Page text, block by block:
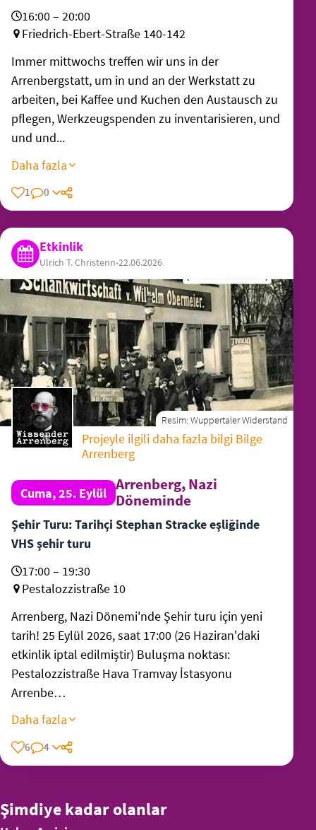
16:00 – 20:00
Friedrich-Ebert-Straße 140-142
Immer mittwochs treffen wir uns in der
Arrenbergstatt, um in und an der Werkstatt zu
arbeiten, bei Kaffee und Kuchen den Austausch zu
pflegen, Werkzeugspenden zu inventarisieren, und
und und...
Daha fazla
1 0
Etkinlik
Ulrich T. Christenn•22.06.2026
Resim: Wuppertaler Widerstand
Projeyle ilgili daha fazla bilgi Bilge
Arrenberg
Cuma, 25. Eylül Arrenberg, Nazi
Döneminde
Şehir Turu: Tarihçi Stephan Stracke eşliğinde
VHS şehir turu
17:00 – 19:30
Pestalozzistraße 10
Arrenberg, Nazi Dönemi'nde Şehir turu için yeni
tarih! 25 Eylül 2026, saat 17:00 (26 Haziran'daki
etkinlik iptal edilmiştir) Buluşma noktası:
Pestalozzistraße Hava Tramvay İstasyonu
Arrenbe…
Daha fazla
6 4
Şimdiye kadar olanlar